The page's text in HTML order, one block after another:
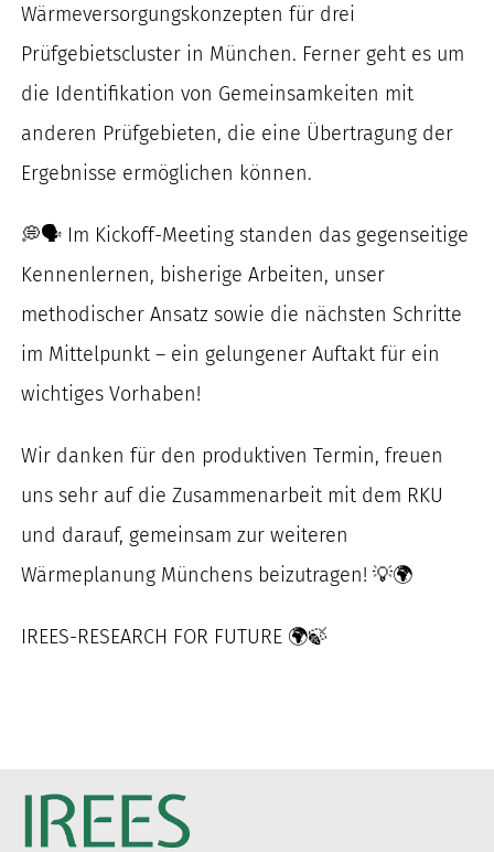
Wärmeversorgungskonzepten für drei
Prüfgebietscluster in München. Ferner geht es um
die Identifikation von Gemeinsamkeiten mit
anderen Prüfgebieten, die eine Übertragung der
Ergebnisse ermöglichen können.
💭🗣 Im Kickoff-Meeting standen das gegenseitige
Kennenlernen, bisherige Arbeiten, unser
methodischer Ansatz sowie die nächsten Schritte
im Mittelpunkt – ein gelungener Auftakt für ein
wichtiges Vorhaben!
Wir danken für den produktiven Termin, freuen
uns sehr auf die Zusammenarbeit mit dem RKU
und darauf, gemeinsam zur weiteren
Wärmeplanung Münchens beizutragen! 💡🌍
IREES-RESEARCH FOR FUTURE 🌍🍃